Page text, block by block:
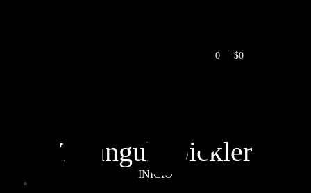
0 $0
Triangulo pickler
INICIO